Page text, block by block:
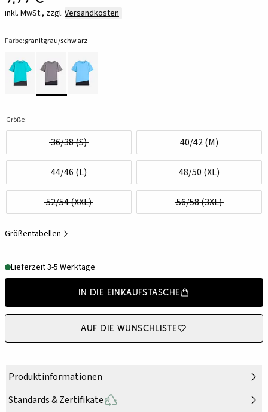
inkl. MwSt., zzgl. Versandkosten
Farbe:granitgrau/schwarz
Größe:
36/38 (S) 40/42 (M)
44/46 (L) 48/50 (XL)
52/54 (XXL) 56/58 (3XL)
Größentabellen
Lieferzeit 3-5 Werktage
In die Einkaufstasche
Auf die Wunschliste
Produktinformationen
Standards & Zertifikate